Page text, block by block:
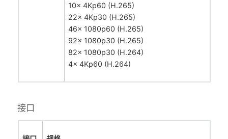
10x 4Kp60 (H.265)
22x 4Kp30 (H.265)
46x 1080p60 (H.265)
92x 1080p30 (H.265)
82x 1080p30 (H.264)
4x 4Kp60 (H.264)
接口